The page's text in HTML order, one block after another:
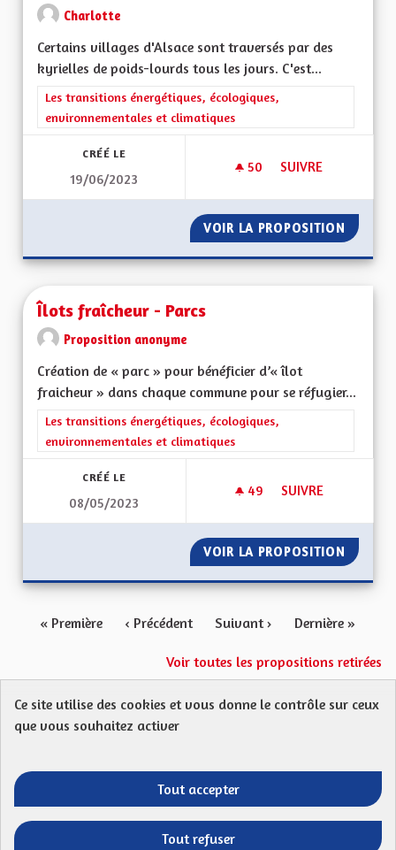
Charlotte
Certains villages d'Alsace sont traversés par des
kyrielles de poids-lourds tous les jours. C'est...
Filtrer les résultats de la catégorie : Les transitions
Les transitions énergétiques, écologiques,
environnementales et climatiques
CRÉÉ LE
19/06/2023
50 50 ABONNÉS
SUIVRE
VOIR LA PROPOSITION
Îlots fraîcheur - Parcs
Proposition anonyme
Création de « parc » pour bénéficier d’« îlot
fraicheur » dans chaque commune pour se réfugier...
Filtrer les résultats de la catégorie : Les transitions
Les transitions énergétiques, écologiques,
environnementales et climatiques
CRÉÉ LE
08/05/2023
49 49 ABONNÉS
SUIVRE
VOIR LA PROPOSITION ÎLOTS
« Première ‹ Précédent Suivant › Dernière »
Voir toutes les propositions retirées
Protection des Données
Télécharger les fichiers Open Data
Entre vos mains - Collectivité
Entre vos mains - Collectivité
Entre vos mains - Collectivité
Entre vos mains -
Ce site utilise des cookies et vous donne le contrôle sur ceux
que vous souhaitez activer
Tout accepter
Tout refuser